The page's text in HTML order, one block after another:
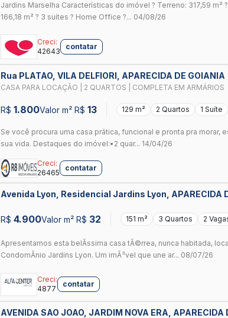
Jardins Marselha Características do imóvel ? Terreno: 317,59 m²
166,18 m² ? 3 suítes ? Home Office ?... 04/08/26
Creci:
42643
contatar
Rua PLATAO, VILA DELFIORI, APARECIDA DE GOIANIA
CASA PARA LOCAÇÃO | 2 QUARTOS | COMPLETA EM ARMÁRIOS
R$ 1.800Valor m² R$ 13 129 m² 2 Quartos 1 Suíte
Se você procura uma casa prática, funcional e pronta pra morar,
sua vida. Destaques do imóvel:•2 quar... 14/04/26
Creci:
26465
contatar
Avenida Lyon, Residencial Jardins Lyon, APARECIDA
R$ 4.900Valor m² R$ 32 151 m² 3 Quartos 2
Apresentamos esta belÃ­ssima casa tÃ©rrea, nunca habitada,
CondomÃ­nio Jardins Lyon. Um imÃ³vel que une ar... 08/07/26
Creci:
4877
contatar
AVENIDA SAO JOAO, JARDIM NOVA ERA, APARECIDA